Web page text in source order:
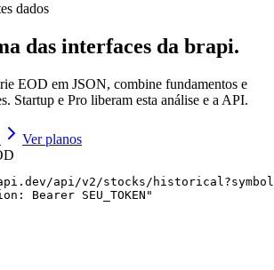
dados
das interfaces da brapi.
EOD em JSON, combine fundamentos e
Startup e Pro liberam esta análise e a API.
Ver planos
api/v2/stocks/
Bearer SEU_TOKEN"